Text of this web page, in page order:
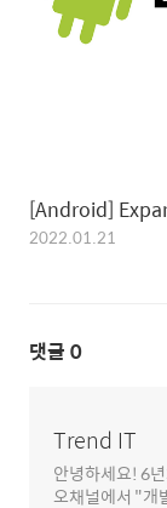
[Android]
2022.01.21
댓글 0
Trend IT
안녕하세요! 6
오채널에서 "개